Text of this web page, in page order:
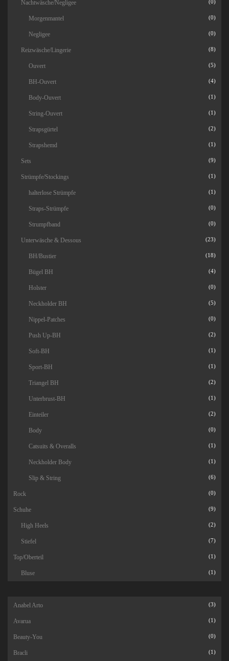
Nachtwäsche/Negligee (0)
Morgenmantel (0)
Negligee (0)
Reizwäsche/Lingerie (8)
Ouvert (5)
BH-Ouvert (4)
Body-Ouvert (1)
String-Ouvert (1)
Strapsgürtel (2)
Strapshemd (1)
Sets (9)
Strümpfe/Stockings (1)
halterlose Strümpfe (1)
Straps-Strümpfe (0)
Strumpfband (0)
Unterwäsche & Dessous (23)
BH/Bustier (18)
Bügel BH (4)
Holster (0)
Neckholder BH (5)
Nippel-Patches (0)
Push Up-BH (2)
Soft-BH (1)
Sport-BH (1)
Triangel BH (2)
Unterbrust-BH (1)
Einteiler (2)
Body (0)
Catsuits & Overalls (1)
Neckholder Body (1)
Slip & String (6)
Rock (0)
Schuhe (9)
High Heels (2)
Stiefel (7)
Top/Oberteil (1)
Bluse (1)
Anabel Arto (3)
Avarua (1)
Beauty-You (0)
Bracli (1)